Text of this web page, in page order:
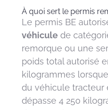
À quoi sert le permis
Le permis BE
véhiculede
remorque ou une
poids total autorisé
kilogrammes
du véhicule tracteur
dépasse 4 250